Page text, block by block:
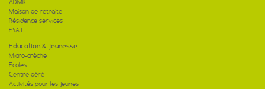
ADMR
Maison de retraite
Résidence services
ESAT
Education & jeunesse
Micro-crèche
Ecoles
Centre aéré
Activités pour les jeunes